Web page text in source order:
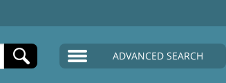
ADVANCED SEARCH